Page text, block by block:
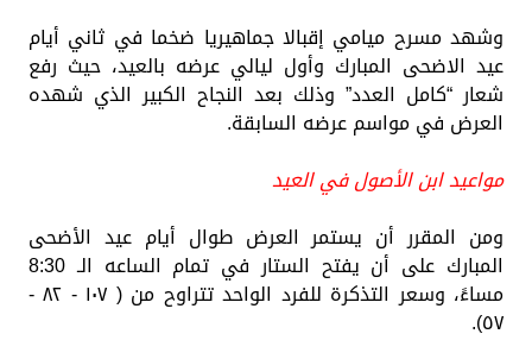
وشهد مسرح ميامي إقبالا جماهيريا ضخما في ثاني أيام
عيد الاضحى المبارك وأول ليالي عرضه بالعيد، حيث رفع
شعار “كامل العدد” وذلك بعد النجاح الكبير الذي شهده
العرض في مواسم عرضه السابقة.
مواعيد ابن الأصول في العيد
ومن المقرر أن يستمر العرض طوال أيام عيد الأضحى
المبارك على أن يفتح الستار في تمام الساعه الـ 8:30
مساءً، وسعر التذكرة للفرد الواحد تتراوح من ( ١٠٧ - ٨٢ -
٥٧).